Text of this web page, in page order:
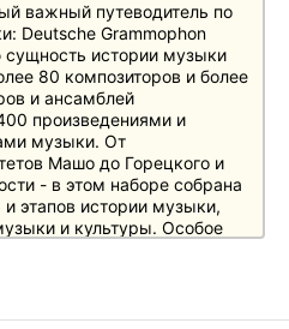
важный путеводитель по
Deutsche Grammophon
сущность истории музыки
80 композиторов и более
и ансамблей
произведениями и
музыки. От
Машо до Горецкого и
- в этом наборе собрана
этапов истории музыки,
и культуры. Особое
а также XX веку, который
чем 20 дисками.